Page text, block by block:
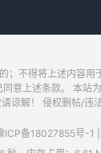
不得将上述内容
上述条款。 本
谅解！ 侵权删帖/
ICP备18027855号-1